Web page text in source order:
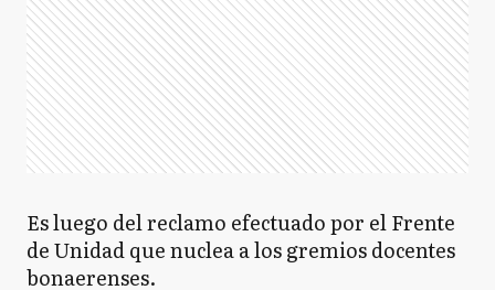
Es luego del reclamo efectuado por el Frente
de Unidad que nuclea a los gremios docentes
bonaerenses.